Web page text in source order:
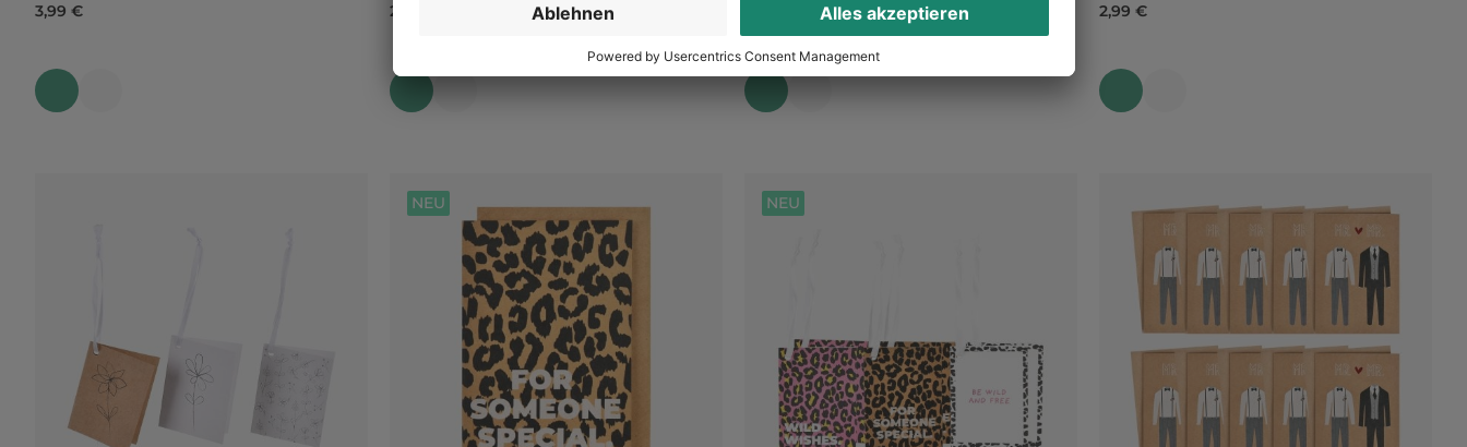
3,99 € 2,99 € UVP 2,99 € 2,99 €
NEU NEU